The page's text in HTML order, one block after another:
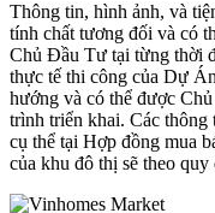
Thông tin, hình ảnh, và
tính chất tương đối và có
Chủ Đầu Tư tại từng thời
thực tế thi công của Dự
hướng và có thể được
trình triển khai. Các thông
cụ thể tại Hợp đồng mua
của khu đô thị sẽ theo